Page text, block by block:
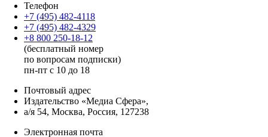
Телефон
+7 (495) 482-4118
+7 (495) 482-4329
+8 800 250-18-12
(бесплатный номер
по вопросам подписки)
пн-пт с 10 до 18
Почтовый адрес
Издательство «Медиа Сфера»,
а/я 54, Москва, Россия, 127238
Электронная почта